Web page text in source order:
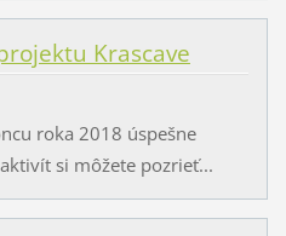
Krascave
roka 2018 úspešne
si môžete pozrieť...